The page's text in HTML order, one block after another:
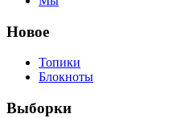
Новое
Топики
Блокноты
Выборки